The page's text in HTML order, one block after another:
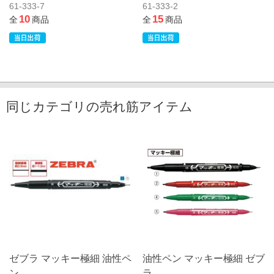
61-333-7
全10商品
61-333-2
全15商品
同じカテゴリの売れ筋アイテム
ゼブラ マッキー極細 油性ペ
油性ペン マッキー極細 ゼブ